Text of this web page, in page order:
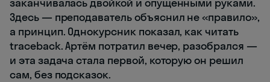
Здесь — преподаватель объяснил не «правило»,
а принцип. Однокурсник показал, как читать
traceback. Артём потратил вечер, разобрался —
и эта задача стала первой, которую он решил
сам, без подсказок.